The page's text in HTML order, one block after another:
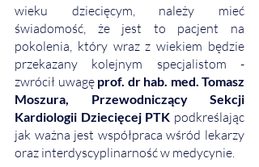
wieku dziecięcym, należy mieć
świadomość, że jest to pacjent na
pokolenia, który wraz z wiekiem będzie
przekazany kolejnym specjalistom -
zwrócił uwagę prof. dr hab. med. Tomasz
Moszura, Przewodniczący Sekcji
Kardiologii Dziecięcej PTK podkreślając
jak ważna jest współpraca wśród lekarzy
oraz interdyscyplinarność w medycynie.